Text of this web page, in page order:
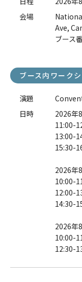
会場
Ave,
ブース
ブース内ワーク
演題
日時
2026年
11:00-
13:00-
15:30-
2026年
10:00-
12:00-
14:30-
2026年
10:00-
12:30-